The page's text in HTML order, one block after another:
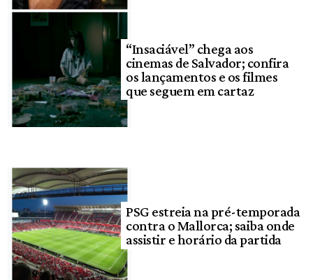
“Insaciável” chega aos
cinemas de Salvador; confira
os lançamentos e os filmes
que seguem em cartaz
PSG estreia na pré-temporada
contra o Mallorca; saiba onde
assistir e horário da partida